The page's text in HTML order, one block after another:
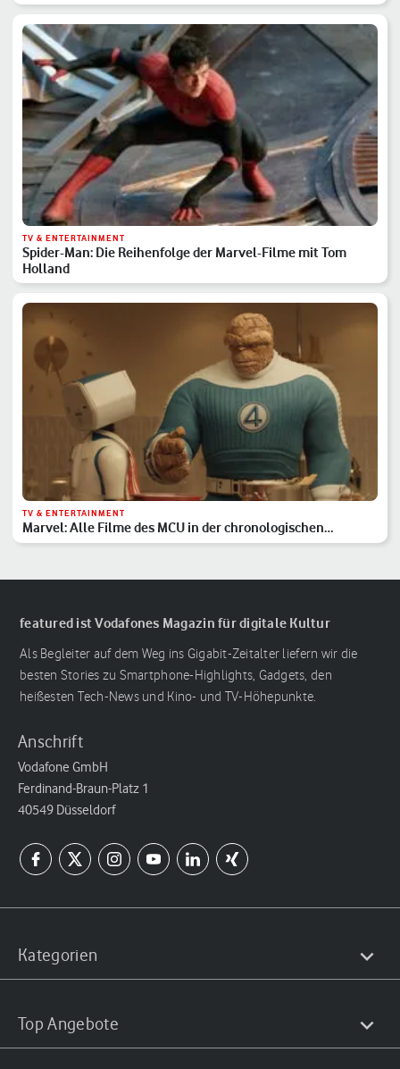
TV & ENTERTAINMENT
Spider-Man: Die Reihenfolge der Marvel-Filme mit Tom
Holland
TV & ENTERTAINMENT
Marvel: Alle Filme des MCU in der chronologischen
Reihenfolge
featured ist Vodafones Magazin für digitale Kultur
Als Begleiter auf dem Weg ins Gigabit-Zeitalter liefern wir die
besten Stories zu Smartphone-Highlights, Gadgets, den
heißesten Tech-News und Kino- und TV-Höhepunkte.
Anschrift
Vodafone GmbH
Ferdinand-Braun-Platz 1
40549 Düsseldorf
Kategorien
Top Angebote